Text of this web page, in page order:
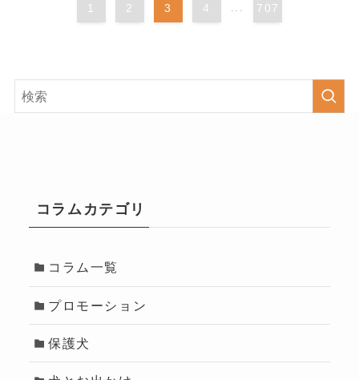
1 2 3 4 ... 707
コラムカテゴリ
コラム一覧
プロモーション
保護犬